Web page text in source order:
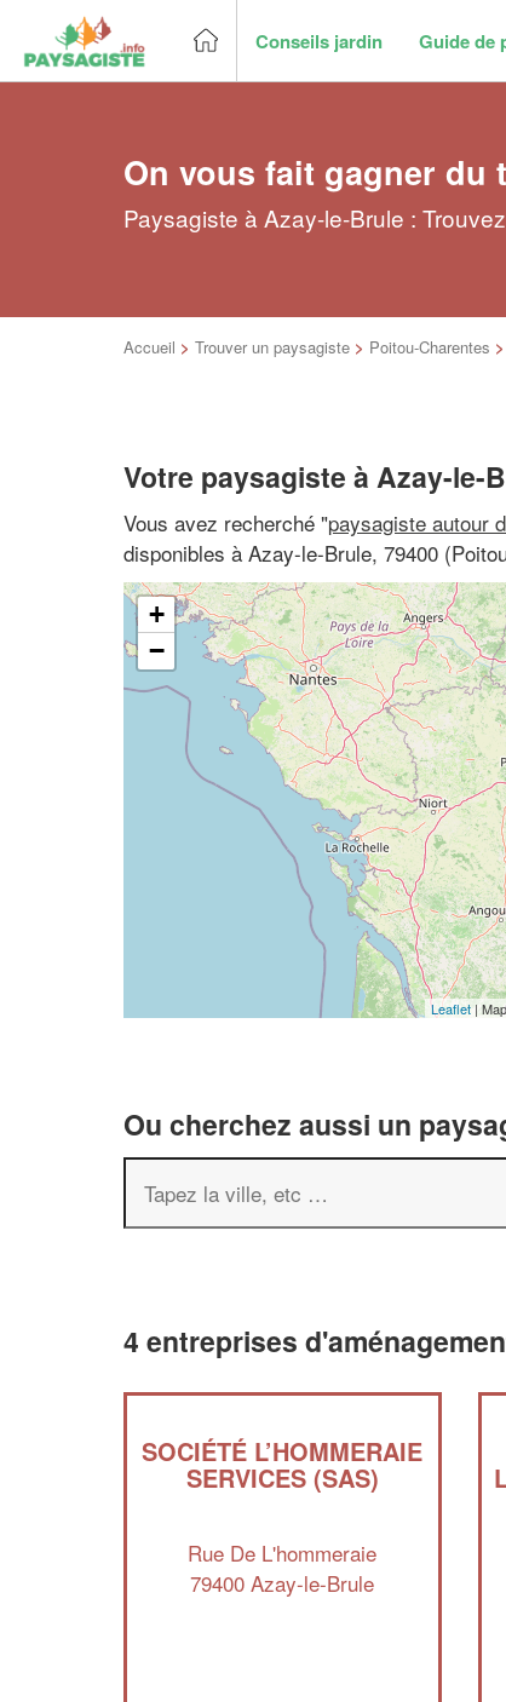
Conseils jardin Guide de
On vous fait gagner du
Paysagiste à Azay-le-Brule :
Accueil > Trouver un paysagiste > Poitou-Charentes >
Votre paysagiste à Azay-le-
Vous avez recherché "paysagiste autour
disponibles à Azay-le-Brule, 79400
+
−
Leaflet |
Ou cherchez aussi un
4 entreprises
SOCIÉTÉ L’HOMMERAIE
SERVICES (SAS)
Rue De L'hommeraie
79400 Azay-le-Brule